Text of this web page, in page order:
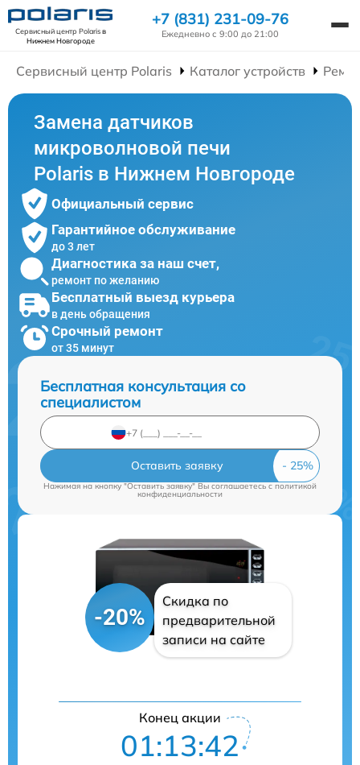
Сервисный центр Polarisв
Нижнем Новгороде
+7 (831) 231-09-76
Ежедневно с 9:00 до 21:00
Сервисный центр Polaris Каталог устройств
Замена датчиков
микроволновой печи
Polaris в Нижнем Новгороде
Официальный сервис
Гарантийное обслуживание
до 3 лет
Диагностика за наш счет,
ремонт по желанию
Бесплатный выезд курьера
в день обращения
Срочный ремонт
от 35 минут
Бесплатная консультация со
специалистом
Оставить заявку
Нажимая на кнопку "Оставить заявку" Вы соглашаетесь cполитикой
конфиденциальности
-20%
Скидка по
предварительной
записи на сайте
Конец акции
01:13:42